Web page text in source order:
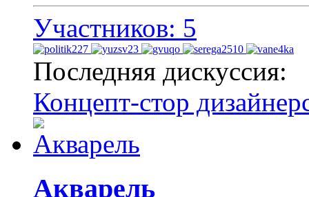
Участников: 5
Последняя дискуссия:
Концепт-стор
Акварель